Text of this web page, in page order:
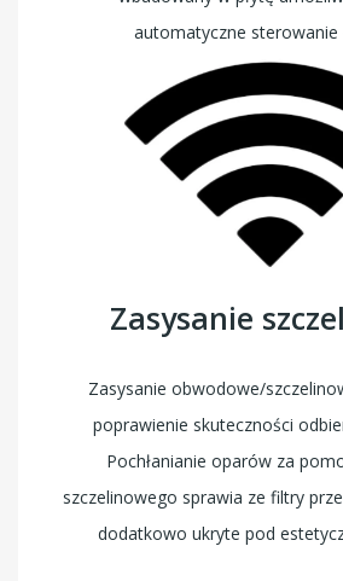
automatyczne sterowanie
Zasysanie
Zasysanie obwodowe/
poprawienie skuteczności
Pochłanianie oparów za
szczelinowego sprawia ze filtry
dodatkowo ukryte pod